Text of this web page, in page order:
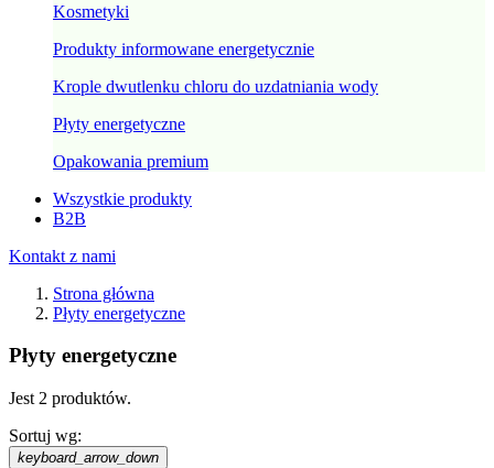
Kosmetyki
Produkty informowane energetycznie
Krople dwutlenku chloru do uzdatniania wody
Płyty energetyczne
Opakowania premium
Wszystkie produkty
B2B
Kontakt z nami
Strona główna
Płyty energetyczne
Płyty energetyczne
Jest 2 produktów.
Sortuj wg:
keyboard_arrow_down